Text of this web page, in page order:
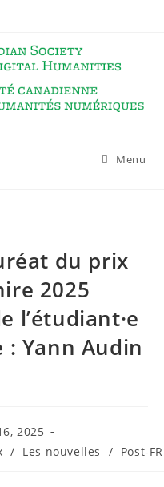
Menu
du prix
2025
l’étudiant·e
: Yann Audin
2025
/ Les nouvelles / Post-FR